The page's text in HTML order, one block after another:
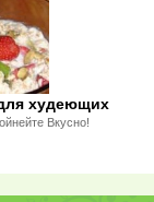
худеющих
Вкусно!